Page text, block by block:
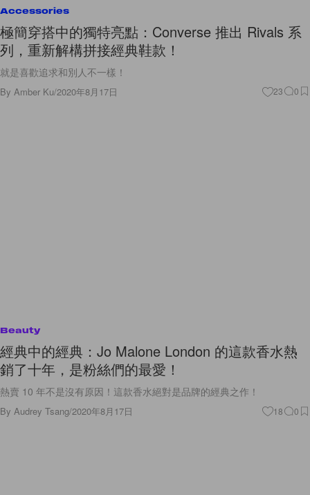
Accessories
極簡穿搭中的獨特亮點：Converse 推出 Rivals 系
列，重新解構拼接經典鞋款！
就是喜歡追求和別人不一樣！
By Amber Ku/2020年8月17日 23 0
Beauty
經典中的經典：Jo Malone London 的這款香水熱
銷了十年，是粉絲們的最愛！
熱賣 10 年不是沒有原因！這款香水絕對是品牌的經典之作！
By Audrey Tsang/2020年8月17日 18 0